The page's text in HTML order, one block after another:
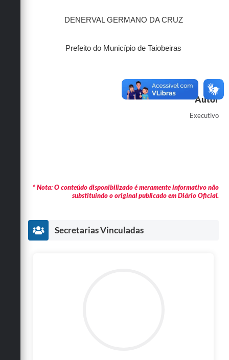
DENERVAL GERMANO DA CRUZ
Prefeito do Município de Taiobeiras
Autor
Executivo
* Nota: O conteúdo disponibilizado é meramente informativo não
substituindo o original publicado em Diário Oficial.
Secretarias Vinculadas